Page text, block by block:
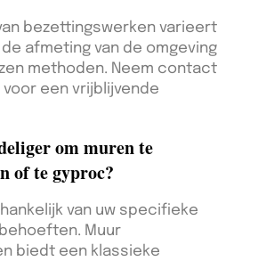
bezettingswerken varieert
afmeting van de omgeving
methoden. Neem contact
een vrijblijvende
om muren te
of te gyproc?
van uw specifieke
Muur
biedt een klassieke